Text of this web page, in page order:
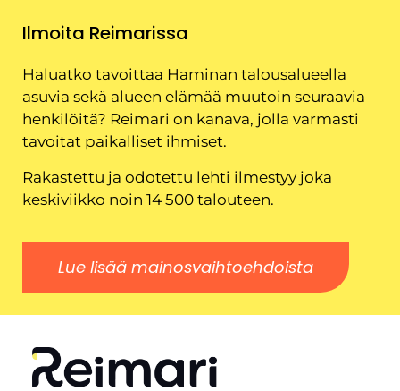
Ilmoita Reimarissa
Haluatko tavoittaa Haminan talousalueella
asuvia sekä alueen elämää muutoin seuraavia
henkilöitä? Reimari on kanava, jolla varmasti
tavoitat paikalliset ihmiset.
Rakastettu ja odotettu lehti ilmestyy joka
keskiviikko noin 14 500 talouteen.
Lue lisää mainosvaihtoehdoista